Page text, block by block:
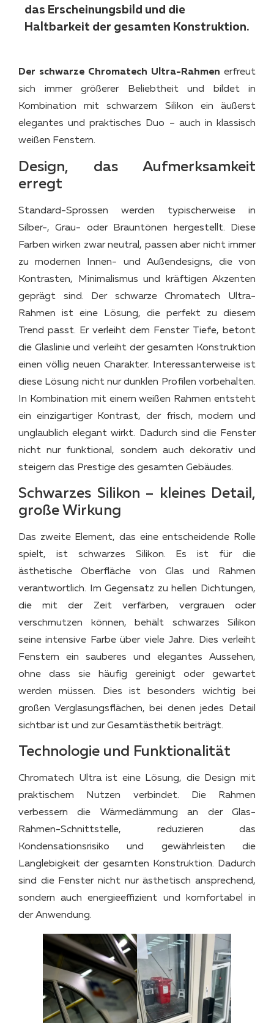
das Erscheinungsbild und die
Haltbarkeit der gesamten Konstruktion.
Der schwarze Chromatech Ultra-Rahmen erfreut
sich immer größerer Beliebtheit und bildet in
Kombination mit schwarzem Silikon ein äußerst
elegantes und praktisches Duo – auch in klassisch
weißen Fenstern.
Design, das Aufmerksamkeit
erregt
Standard-Sprossen werden typischerweise in
Silber-, Grau- oder Brauntönen hergestellt. Diese
Farben wirken zwar neutral, passen aber nicht immer
zu modernen Innen- und Außendesigns, die von
Kontrasten, Minimalismus und kräftigen Akzenten
geprägt sind. Der schwarze Chromatech Ultra-
Rahmen ist eine Lösung, die perfekt zu diesem
Trend passt. Er verleiht dem Fenster Tiefe, betont
die Glaslinie und verleiht der gesamten Konstruktion
einen völlig neuen Charakter. Interessanterweise ist
diese Lösung nicht nur dunklen Profilen vorbehalten.
In Kombination mit einem weißen Rahmen entsteht
ein einzigartiger Kontrast, der frisch, modern und
unglaublich elegant wirkt. Dadurch sind die Fenster
nicht nur funktional, sondern auch dekorativ und
steigern das Prestige des gesamten Gebäudes.
Schwarzes Silikon – kleines Detail,
große Wirkung
Das zweite Element, das eine entscheidende Rolle
spielt, ist schwarzes Silikon. Es ist für die
ästhetische Oberfläche von Glas und Rahmen
verantwortlich. Im Gegensatz zu hellen Dichtungen,
die mit der Zeit verfärben, vergrauen oder
verschmutzen können, behält schwarzes Silikon
seine intensive Farbe über viele Jahre. Dies verleiht
Fenstern ein sauberes und elegantes Aussehen,
ohne dass sie häufig gereinigt oder gewartet
werden müssen. Dies ist besonders wichtig bei
großen Verglasungsflächen, bei denen jedes Detail
sichtbar ist und zur Gesamtästhetik beiträgt.
Technologie und Funktionalität
Chromatech Ultra ist eine Lösung, die Design mit
praktischem Nutzen verbindet. Die Rahmen
verbessern die Wärmedämmung an der Glas-
Rahmen-Schnittstelle, reduzieren das
Kondensationsrisiko und gewährleisten die
Langlebigkeit der gesamten Konstruktion. Dadurch
sind die Fenster nicht nur ästhetisch ansprechend,
sondern auch energieeffizient und komfortabel in
der Anwendung.